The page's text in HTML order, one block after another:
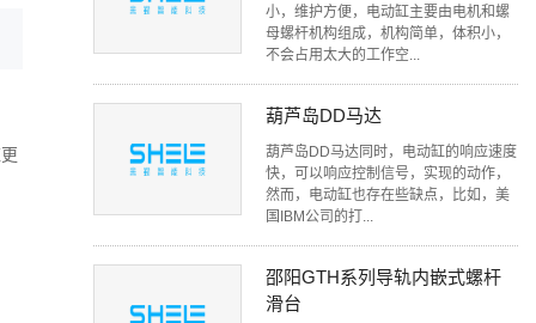
小，维护方便，电动缸主要由电机和螺
母螺杆机构组成，机构简单，体积小，
不会占用太大的工作空...
葫芦岛DD马达
葫芦岛DD马达同时，电动缸的响应速度
快，可以响应控制信号，实现的动作，
然而，电动缸也存在些缺点，比如，美
国IBM公司的打...
邵阳GTH系列导轨内嵌式螺杆
滑台